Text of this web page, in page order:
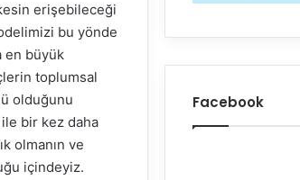
erişebileceği
bu yönde
en büyük
toplumsal
olduğunu
ile bir kez daha
olmanın ve
içindeyiz.
Facebook